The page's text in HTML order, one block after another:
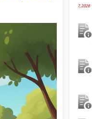
7, 2026